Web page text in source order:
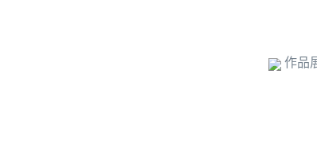
作品